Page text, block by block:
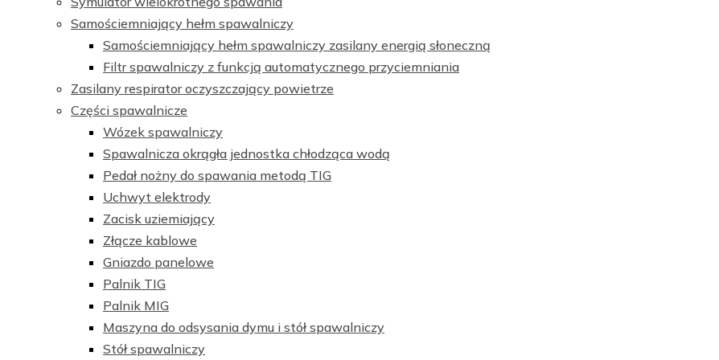
Samościemniający hełm spawalniczy
Samościemniający hełm spawalniczy zasilany energią słoneczną
Filtr spawalniczy z funkcją automatycznego przyciemniania
Zasilany respirator oczyszczający powietrze
Części spawalnicze
Wózek spawalniczy
Spawalnicza okrągła jednostka chłodząca wodą
Pedał nożny do spawania metodą TIG
Uchwyt elektrody
Zacisk uziemiający
Złącze kablowe
Gniazdo panelowe
Palnik TIG
Palnik MIG
Maszyna do odsysania dymu i stół spawalniczy
Stół spawalniczy